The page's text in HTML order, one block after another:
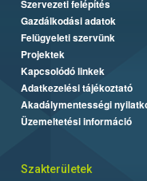
Szervezeti felépítés
Gazdálkodási adatok
Felügyeleti szervünk
Projektek
Kapcsolódó linkek
Adatkezelési tájékoztató
Akadálymentességi
Üzemeltetési információ
Szakterületek